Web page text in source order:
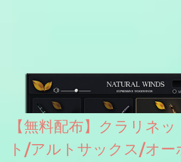
ソースを元に設計・改良した製品のようです
【無料配布】クラリネ
ト/アルトサックス/オー